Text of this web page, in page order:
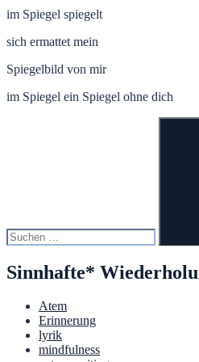
im Spiegel spiegelt
sich ermattet mein
Spiegelbild von mir
im Spiegel ein Spiegel ohne dich
Sinnhafte*
Atem
Erinnerung
lyrik
mindfulness